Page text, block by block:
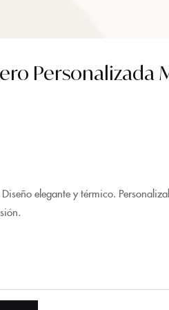
Personalizada
elegante y térmico.